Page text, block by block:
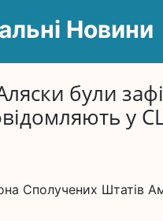
Новини
були
у
Сполучених Штатів